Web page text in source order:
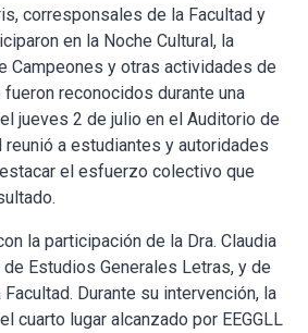
corresponsales de la Facultad y
en la Noche Cultural, la
Campeones y otras actividades de
reconocidos durante una
jueves 2 de julio en el Auditorio de
reunió a estudiantes y autoridades
el esfuerzo colectivo que
la participación de la Dra. Claudia
de Estudios Generales Letras, y de
Durante su intervención, la
cuarto lugar alcanzado por EEGGLL